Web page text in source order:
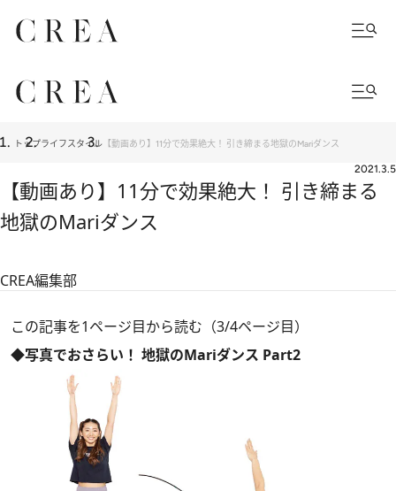
トップライフスタイル 【動画あり】11分で効果絶大！ 引き締まる地獄のMariダンス
2021.3.5
【動画あり】11分で効果絶大！ 引き締まる
地獄のMariダンス
CREA編集部
この記事を1ページ目から読む（3/4ページ目）
◆写真でおさらい！ 地獄のMariダンス Part2